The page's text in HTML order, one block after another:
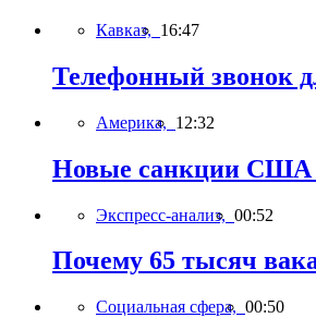
Кавказ, 16:47
Телефонный звонок
Америка, 12:32
Новые санкции США
Экспресс-анализ, 00:52
Почему 65 тысяч
Социальная сфера, 00:50